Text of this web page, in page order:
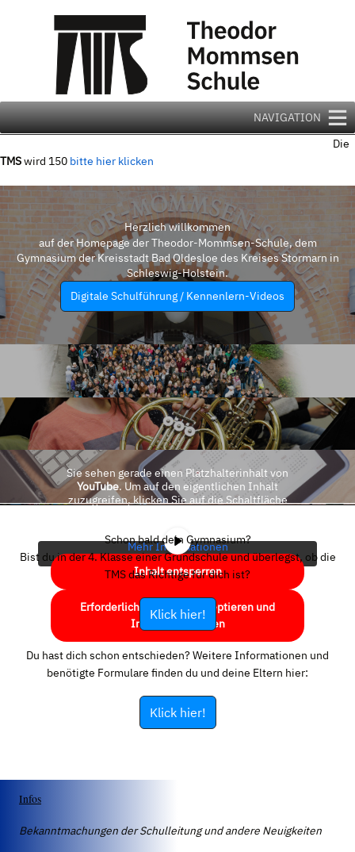
NAVIGATION
Die
TMSwird 150 bitte hier klicken
Herzlich willkommen
auf der Homepage der Theodor-Mommsen-Schule, dem
Gymnasium der Kreisstadt Bad Oldesloe des Kreises Stormarn in
Schleswig-Holstein.
Digitale Schulführung / Kennenlern-Videos
Sie sehen gerade einen Platzhalterinhalt von
YouTube. Um auf den eigentlichen Inhalt
zuzugreifen, klicken Sie auf die Schaltfläche
Mehr Informationen
Inhalt entsperren
Erforderlichen Service akzeptieren und
Inhalte entsperren
Schon bald dein Gymnasium?
Bist du in der 4. Klasse einer Grundschule und überlegst, ob die
TMS das Richtige für dich ist?
Klick hier!
Du hast dich schon entschieden? Weitere Informationen und
benötigte Formulare finden du und deine Eltern hier:
Klick hier!
Infos
Bekanntmachungen der Schulleitung und andere Neuigkeiten